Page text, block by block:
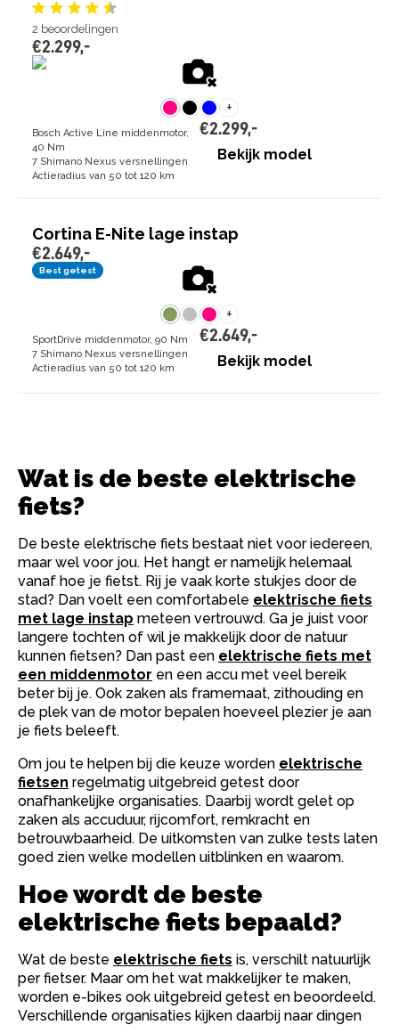
2 beoordelingen
€2.299,-
+
Bosch Active Line middenmotor,
40 Nm
7 Shimano Nexus versnellingen
Actieradius van 50 tot 120 km
€2.299,-
Bekijk model
Cortina E-Nite lage instap
€2.649,-
Best getest
+
SportDrive middenmotor, 90 Nm
7 Shimano Nexus versnellingen
Actieradius van 50 tot 120 km
€2.649,-
Bekijk model
Wat is de beste elektrische
fiets​?
De beste elektrische fiets bestaat niet voor iedereen,
maar wel voor jou. Het hangt er namelijk helemaal
vanaf hoe je fietst. Rij je vaak korte stukjes door de
stad? Dan voelt een comfortabele elektrische fiets
met lage instap meteen vertrouwd. Ga je juist voor
langere tochten of wil je makkelijk door de natuur
kunnen fietsen? Dan past een elektrische fiets met
een middenmotor en een accu met veel bereik
beter bij je. Ook zaken als framemaat, zithouding en
de plek van de motor bepalen hoeveel plezier je aan
je fiets beleeft.
Om jou te helpen bij die keuze worden elektrische
fietsen regelmatig uitgebreid getest door
onafhankelijke organisaties. Daarbij wordt gelet op
zaken als accuduur, rijcomfort, remkracht en
betrouwbaarheid. De uitkomsten van zulke tests laten
goed zien welke modellen uitblinken en waarom.
Hoe wordt de beste
elektrische fiets bepaald?
Wat de beste elektrische fiets is, verschilt natuurlijk
per fietser. Maar om het wat makkelijker te maken,
worden e-bikes ook uitgebreid getest en beoordeeld.
Verschillende organisaties kijken daarbij naar dingen